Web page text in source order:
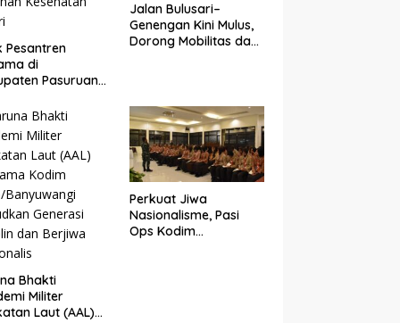
Pesantren
di
Pasuruan
Kejayan,
Layanan
Santri
Jalan Bulusari–
Genengan Kini Mulus,
Dorong Mobilitas dan
Bhakti
Militer
Laut (AAL)
Perkuat Jiwa
Nasionalisme, Pasi
Ops Kodim